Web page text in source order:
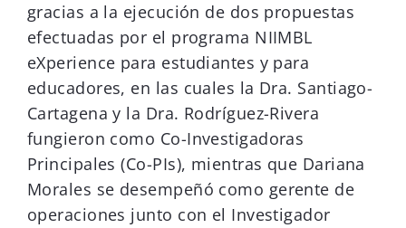
gracias a la ejecución de dos propuestas
efectuadas por el programa NIIMBL
eXperience para estudiantes y para
educadores, en las cuales la Dra. Santiago-
Cartagena y la Dra. Rodríguez-Rivera
fungieron como Co-Investigadoras
Principales (Co-PIs), mientras que Dariana
Morales se desempeñó como gerente de
operaciones junto con el Investigador